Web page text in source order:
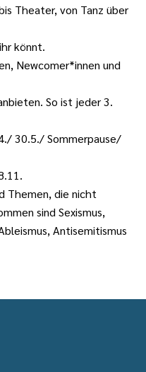
Theater, von Tanz über
könnt.
Newcomer*innen und
So ist jeder 3.
30.5./ Sommerpause/
Themen, die nicht
sind Sexismus,
Antisemitismus